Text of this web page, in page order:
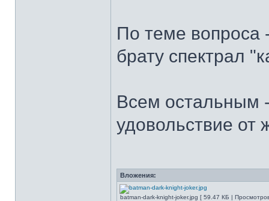
По теме вопроса
брату спектрал
Всем остальным
удовольствие от
Вложения:
batman-dark-knight-joker.jpg [ 59.47 КБ |